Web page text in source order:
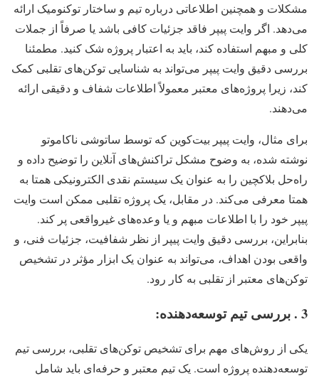
مشکلات و همچنین اطلاعاتی درباره تیم و ساختار توکنومیک ارائه
می‌دهد. اگر وایت پیپر فاقد جزئیات کافی باشد یا صرفاً از جملات
کلی و مبهم استفاده کند، باید به اعتبار پروژه شک کنید. مطمئنا
بررسی دقیق وایت پیپر می‌تواند به شناسایی توکن‌های تقلبی کمک
کند، زیرا پروژه‌های معتبر معمولاً اطلاعات شفاف و دقیقی ارائه
می‌دهند.
برای مثال، وایت پیپر بیت‌کوین که توسط ساتوشی ناکاموتو
نوشته شده، به وضوح مشکل تراکنش‌های آنلاین را توضیح داده و
راه‌حل بلاکچین را به عنوان یک سیستم نقدی الکترونیکی همتا به
همتا معرفی می‌کند. در مقابل، یک پروژه تقلبی ممکن است وایت
پیپر خود را با اطلاعات مبهم و یا وعده‌های غیرواقعی پر کند.
بنابراین، بررسی دقیق وایت پیپر از نظر شفافیت، جزئیات فنی، و
واقعی بودن اهداف، می‌تواند به عنوان یک ابزار مؤثر در تشخیص
توکن‌های معتبر از تقلبی به کار رود.
3 . بررسی تیم توسعه‌دهنده:
یکی از روش‌های مهم برای تشخیص توکن‌های تقلبی، بررسی تیم
توسعه‌دهنده پروژه است. یک تیم معتبر و حرفه‌ای باید شامل